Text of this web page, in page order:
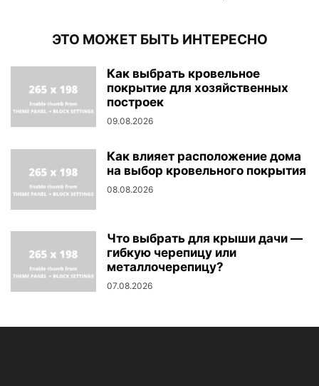
ЭТО МОЖЕТ БЫТЬ ИНТЕРЕСНО
Как выбрать кровельное
покрытие для хозяйственных
построек
09.08.2026
Как влияет расположение дома
на выбор кровельного покрытия
08.08.2026
Что выбрать для крыши дачи —
гибкую черепицу или
металлочерепицу?
07.08.2026